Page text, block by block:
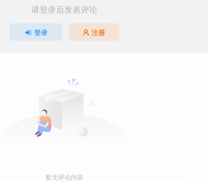
请登录后发表评论
登录 注册
暂无评论内容